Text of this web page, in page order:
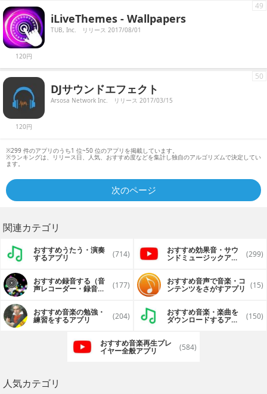
120円
iLiveThemes - Wallpapers
TUB, Inc. リリース 2017/08/01
49
120円
DJサウンドエフェクト
Arsosa Network Inc. リリース 2017/03/15
50
※299 件のアプリのうち1 位~50 位のアプリを掲載しています。
※ランキングは、リリース日、人気、おすすめ度などを集計し独自のアルゴリズムで決定してい
ます。
次のページ
関連カテゴリ
おすすめうたう・演奏
するアプリ (714) おすすめ効果音・サウ
ンドミュージックアプ (299)
おすすめ録音する（音
声レコーダー・録音ツ (177) おすすめ音声で音楽・コ
ンテンツをさがすアプリ (15)
おすすめ音楽の勉強・
練習をするアプリ (204) おすすめ音楽・楽曲を
ダウンロードするアプ (150)
おすすめ音楽再生プレ
イヤー全般アプリ (584)
人気カテゴリ